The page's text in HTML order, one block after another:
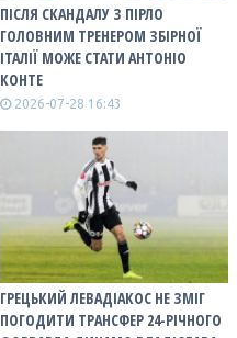
ПІСЛЯ СКАНДАЛУ З ПІРЛО
ГОЛОВНИМ ТРЕНЕРОМ ЗБІРНОЇ
ІТАЛІЇ МОЖЕ СТАТИ АНТОНІО
КОНТЕ
2026-07-28 16:43
ГРЕЦЬКИЙ ЛЕВАДІАКОС НЕ ЗМІГ
ПОГОДИТИ ТРАНСФЕР 24-РІЧНОГО